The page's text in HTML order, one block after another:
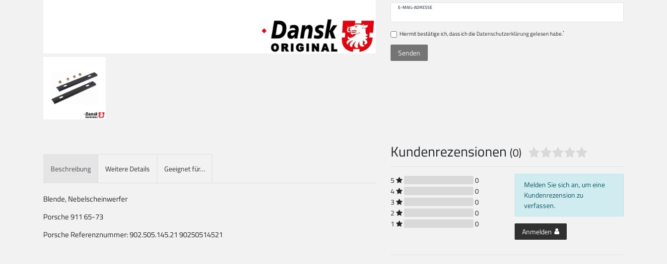
E-MAIL-ADRESSE
Hiermit bestätige ich, dass ich die Daten­schutz­erklärunggelesen habe.*
Senden
Beschreibung Weitere Details Geeignet für…
Blende, Nebelscheinwerfer
Porsche 911 65-73
Porsche Referenznummer: 902.505.145.21 90250514521
Kundenrezensionen (0)
5
0
4
0
3
0
2
0
1
0
Melden Sie sich an, um eine
Kundenrezension zu
verfassen.
Anmelden